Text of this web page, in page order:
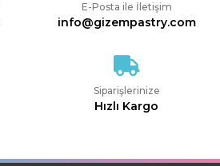
E-Posta ile İletişim
info@gizempastry.com
Siparişlerinize
Hızlı Kargo